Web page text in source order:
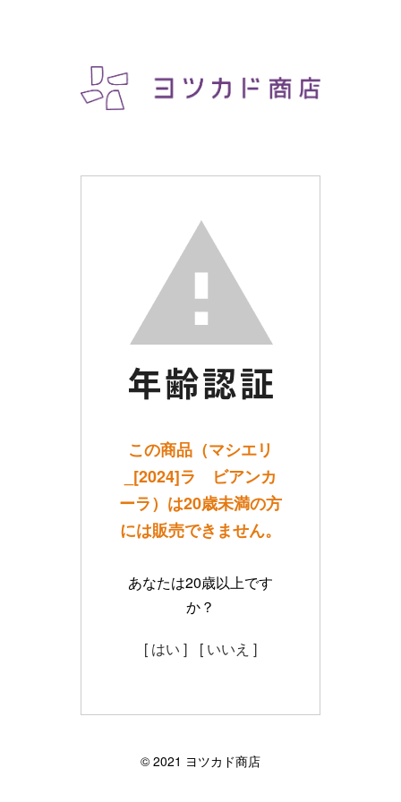
この商品（マシエリ
_[2024]ラ ビアンカ
ーラ）は20歳未満の方
には販売できません。
あなたは20歳以上です
か？
[ はい ] [ いいえ ]
©︎ 2021 ヨツカド商店